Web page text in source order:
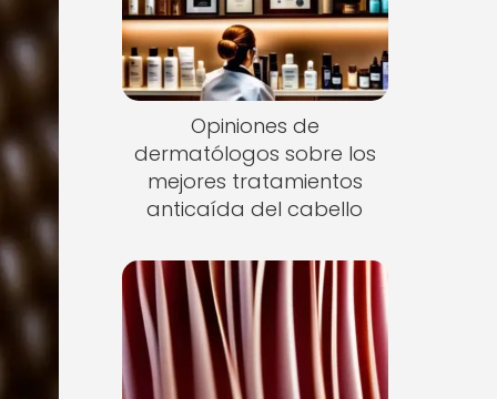
Opiniones de
dermatólogos sobre los
mejores tratamientos
anticaída del cabello